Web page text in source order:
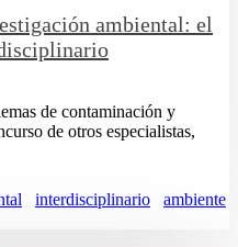
ambiental: el
de contaminación y
de otros especialistas,
interdisciplinario
ambiente